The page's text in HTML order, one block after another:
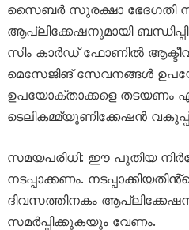
സൈബർ സുരക്ഷാ ഭേദഗതി
ആപ്ലിക്കേഷനുമായി
സിം കാർഡ് ഫോണിൽ
മെസേജിങ് സേവനങ്ങൾ
ഉപയോക്താക്കളെ തടയണം
ടെലികമ്മ്യൂണിക്കേഷൻ വകുപ്പ്
സമയപരിധി: ഈ പുതിയ
നടപ്പാക്കണം.
ദിവസത്തിനകം
സമർപ്പിക്കുകയും വേണം.